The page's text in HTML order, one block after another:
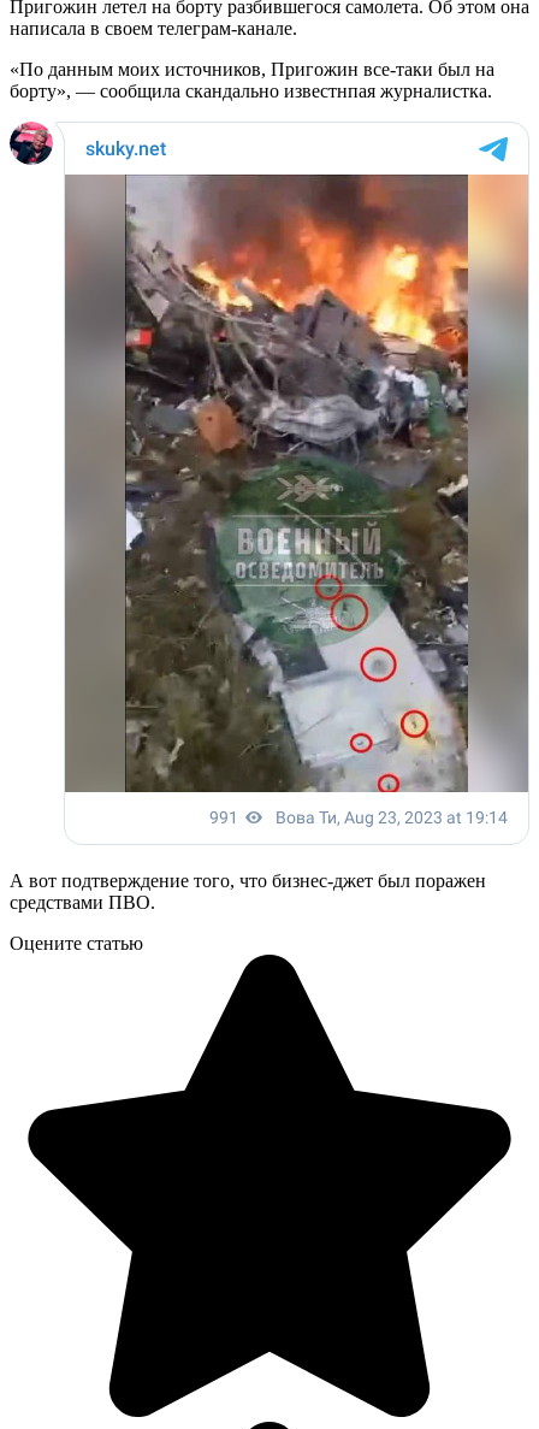
Пригожин летел на борту разбившегося самолета. Об этом она
написала в своем телеграм-канале.
«По данным моих источников, Пригожин все-таки был на
борту», — сообщила скандально известнпая журналистка.
А вот подтверждение того, что бизнес-джет был поражен
средствами ПВО.
Оцените статью